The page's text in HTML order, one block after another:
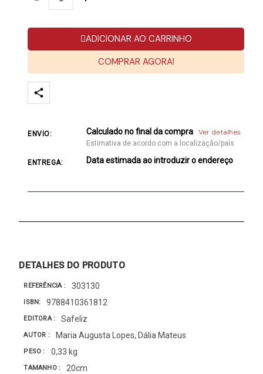
ADICIONAR AO CARRINHO
COMPRAR AGORA!
ENVIO: Calculado no final da compra Ver detalhes
Estimativa de acordo com a localização/país
ENTREGA: Data estimada ao introduzir o endereço
DETALHES DO PRODUTO
REFERÊNCIA 303130
ISBN 9788410361812
EDITORA Safeliz
AUTOR Maria Augusta Lopes, Dália Mateus
PESO 0,33 kg
TAMANHO 20cm